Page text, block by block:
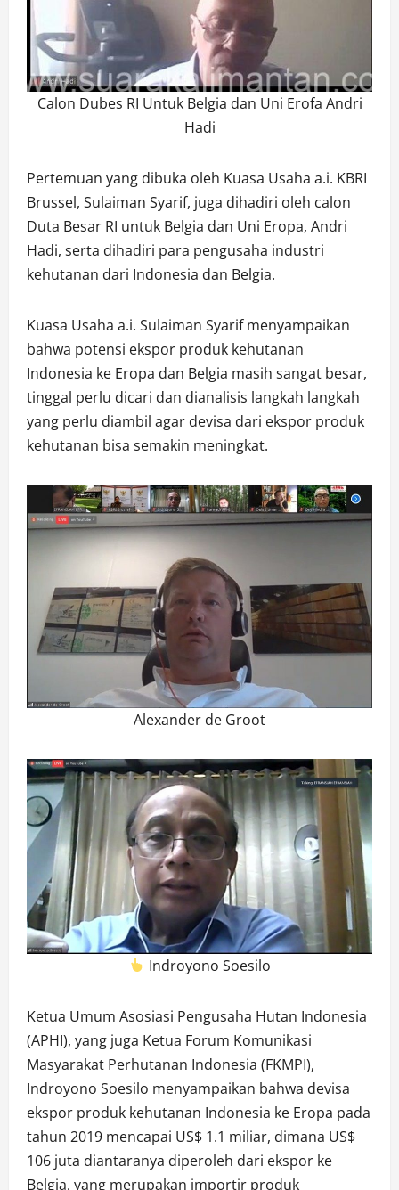
Calon Dubes RI Untuk Belgia dan Uni Erofa Andri
Hadi
Pertemuan yang dibuka oleh Kuasa Usaha a.i. KBRI
Brussel, Sulaiman Syarif, juga dihadiri oleh calon
Duta Besar RI untuk Belgia dan Uni Eropa, Andri
Hadi, serta dihadiri para pengusaha industri
kehutanan dari Indonesia dan Belgia.
Kuasa Usaha a.i. Sulaiman Syarif menyampaikan
bahwa potensi ekspor produk kehutanan
Indonesia ke Eropa dan Belgia masih sangat besar,
tinggal perlu dicari dan dianalisis langkah langkah
yang perlu diambil agar devisa dari ekspor produk
kehutanan bisa semakin meningkat.
Alexander de Groot
Indroyono Soesilo
Ketua Umum Asosiasi Pengusaha Hutan Indonesia
(APHI), yang juga Ketua Forum Komunikasi
Masyarakat Perhutanan Indonesia (FKMPI),
Indroyono Soesilo menyampaikan bahwa devisa
ekspor produk kehutanan Indonesia ke Eropa pada
tahun 2019 mencapai US$ 1.1 miliar, dimana US$
106 juta diantaranya diperoleh dari ekspor ke
Belgia, yang merupakan importir produk